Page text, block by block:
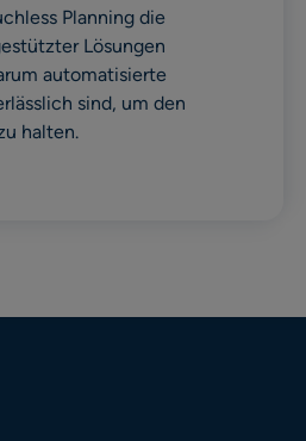
Planning die
Lösungen
automatisierte
sind, um den
halten.